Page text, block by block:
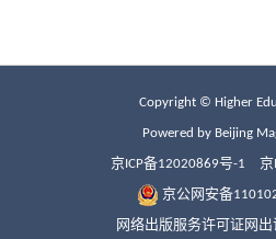
Copyright © Higher
Powered by Beijing
京ICP备12020869号-1 京
京公网安备
网络出版服务许可证网